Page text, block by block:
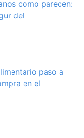
como parecen:
del
paso a
en el